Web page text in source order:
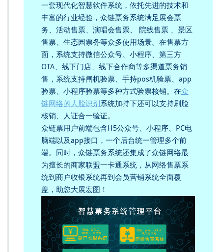
一套现代化智慧软件系统，依托先进的技术和
丰富的行业经验，众链票务系统满足展会票
务、活动售票、演唱会售票、 院线售票 、景区
售票、生态园票务等众多使用场景。在售票方
面，系统支持微信公众号、小程序、第三方
OTA、线下门店、线下合作商等多渠道票务销
售，系统支持闸机验票、手持pos机验票、app
验票、小程序验票等多种方式验票核销。在众
链网络的人脸识别 系统加持下还可以支持刷脸
核销、人证合一验证。
众链票用户前端包含H5公众号、小程序、PC电
脑端以及app接口，一个后台统一管理多个前
端。同时，众链票务系统还集成了众链网络最
为擅长的商家联盟一卡通系统，从网络售票系
统到商户收银系统再到会员营销系统全面覆
盖，助您大展宏图！